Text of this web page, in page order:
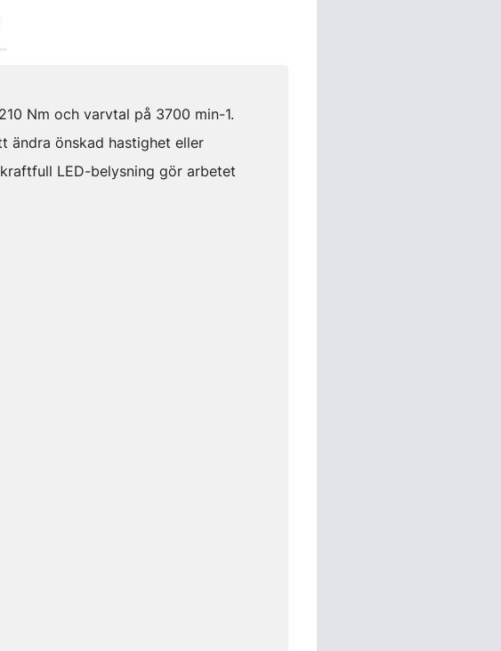
Nm och varvtal på 3700 min-1.
ändra önskad hastighet eller
LED-belysning gör arbetet